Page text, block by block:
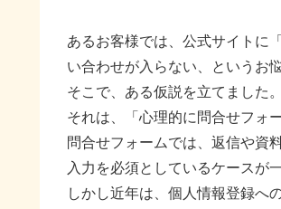
あるお客様では、公式サイトに
い合わせが入らない、というお
そこで、ある仮説を立てました。
それは、「心理的に問合せフォ
問合せフォームでは、返信や資
入力を必須としているケースが
しかし近年は、個人情報登録へ